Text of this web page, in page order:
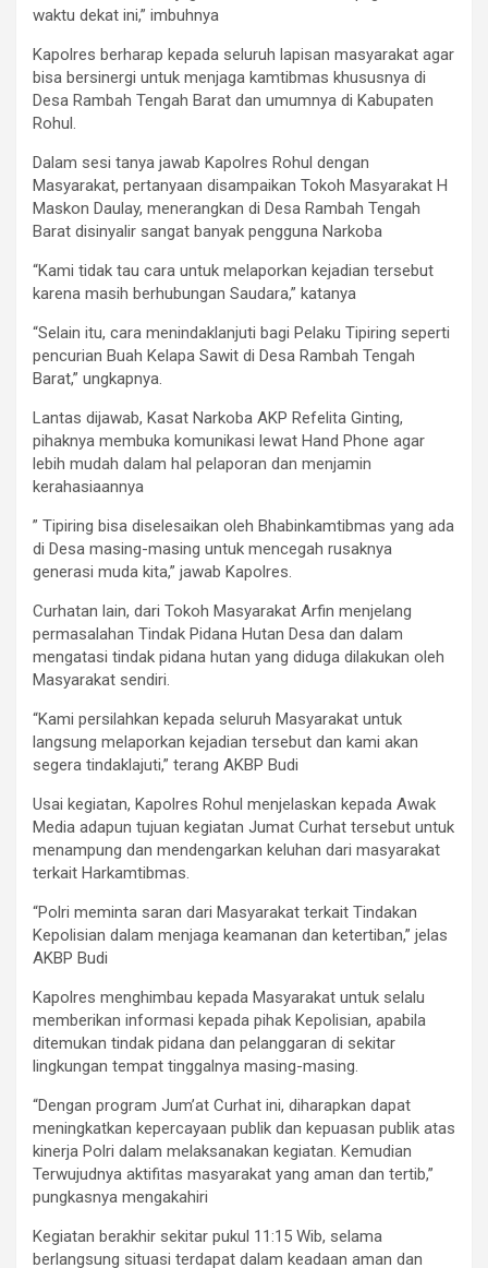
waktu dekat ini,” imbuhnya
Kapolres berharap kepada seluruh lapisan masyarakat agar
bisa bersinergi untuk menjaga kamtibmas khususnya di
Desa Rambah Tengah Barat dan umumnya di Kabupaten
Rohul.
Dalam sesi tanya jawab Kapolres Rohul dengan
Masyarakat, pertanyaan disampaikan Tokoh Masyarakat H
Maskon Daulay, menerangkan di Desa Rambah Tengah
Barat disinyalir sangat banyak pengguna Narkoba
“Kami tidak tau cara untuk melaporkan kejadian tersebut
karena masih berhubungan Saudara,” katanya
“Selain itu, cara menindaklanjuti bagi Pelaku Tipiring seperti
pencurian Buah Kelapa Sawit di Desa Rambah Tengah
Barat,” ungkapnya.
Lantas dijawab, Kasat Narkoba AKP Refelita Ginting,
pihaknya membuka komunikasi lewat Hand Phone agar
lebih mudah dalam hal pelaporan dan menjamin
kerahasiaannya
” Tipiring bisa diselesaikan oleh Bhabinkamtibmas yang ada
di Desa masing-masing untuk mencegah rusaknya
generasi muda kita,” jawab Kapolres.
Curhatan lain, dari Tokoh Masyarakat Arfin menjelang
permasalahan Tindak Pidana Hutan Desa dan dalam
mengatasi tindak pidana hutan yang diduga dilakukan oleh
Masyarakat sendiri.
“Kami persilahkan kepada seluruh Masyarakat untuk
langsung melaporkan kejadian tersebut dan kami akan
segera tindaklajuti,” terang AKBP Budi
Usai kegiatan, Kapolres Rohul menjelaskan kepada Awak
Media adapun tujuan kegiatan Jumat Curhat tersebut untuk
menampung dan mendengarkan keluhan dari masyarakat
terkait Harkamtibmas.
“Polri meminta saran dari Masyarakat terkait Tindakan
Kepolisian dalam menjaga keamanan dan ketertiban,” jelas
AKBP Budi
Kapolres menghimbau kepada Masyarakat untuk selalu
memberikan informasi kepada pihak Kepolisian, apabila
ditemukan tindak pidana dan pelanggaran di sekitar
lingkungan tempat tinggalnya masing-masing.
“Dengan program Jum’at Curhat ini, diharapkan dapat
meningkatkan kepercayaan publik dan kepuasan publik atas
kinerja Polri dalam melaksanakan kegiatan. Kemudian
Terwujudnya aktifitas masyarakat yang aman dan tertib,”
pungkasnya mengakahiri
Kegiatan berakhir sekitar pukul 11:15 Wib, selama
berlangsung situasi terdapat dalam keadaan aman dan